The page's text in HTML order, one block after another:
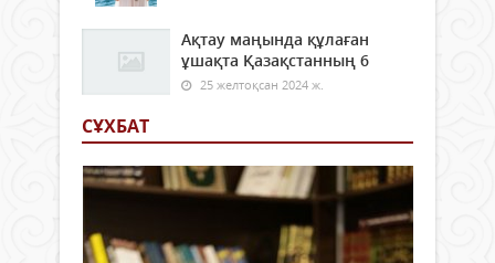
Ақтау маңында құлаған
ұшақта Қазақстанның 6
25 желтоқсан 2024 ж.
СҰХБАТ